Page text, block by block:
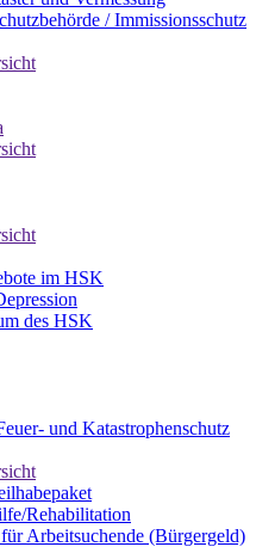
/ Immissionsschutz
im HSK
des HSK
und Katastrophenschutz
Rehabilitation
Arbeitsuchende (Bürgergeld)